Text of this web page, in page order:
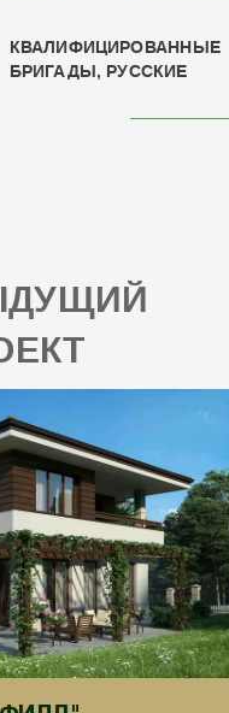
КВАЛИФИЦИРОВАННЫЕ
БРИГАДЫ, РУССКИЕ